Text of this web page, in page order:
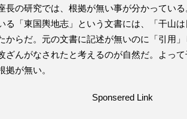
長の研究では、根拠が無い事が分かってい
る「東国輿地志」という文書には、「干山
からだ。元の文書に記述が無いのに「引用
ざんがなされたと考えるのが自然だ。よっ
拠が無い。
Sponsered Link